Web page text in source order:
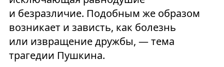
и безразличие. Подобным же образом
возникает и зависть, как болезнь
или извращение дружбы, — тема
трагедии Пушкина.